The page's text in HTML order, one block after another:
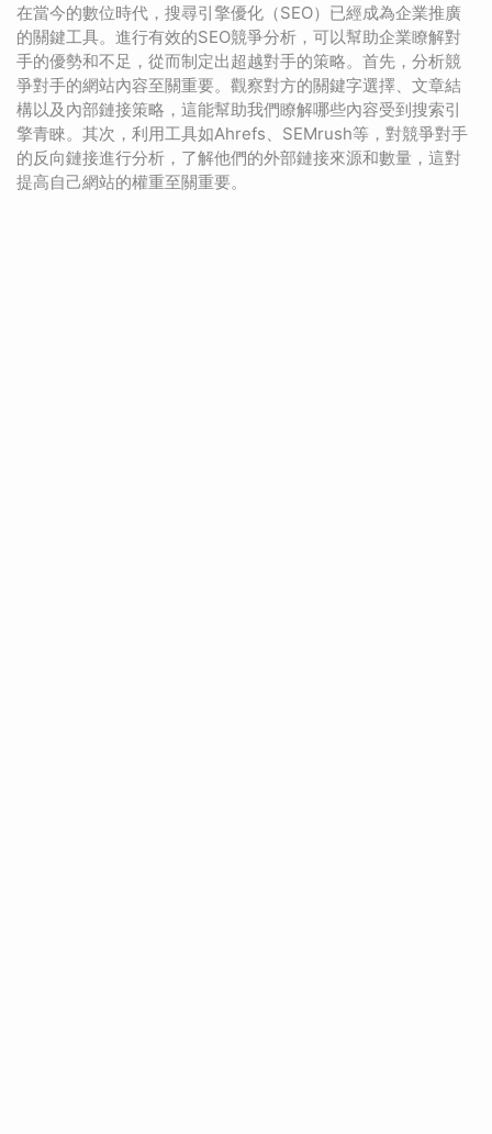
在當今的數位時代，搜尋引擎優化（SEO）已經成為企業推廣
的關鍵工具。進行有效的SEO競爭分析，可以幫助企業瞭解對
手的優勢和不足，從而制定出超越對手的策略。首先，分析競
爭對手的網站內容至關重要。觀察對方的關鍵字選擇、文章結
構以及內部鏈接策略，這能幫助我們瞭解哪些內容受到搜索引
擎青睞。其次，利用工具如Ahrefs、SEMrush等，對競爭對手
的反向鏈接進行分析，了解他們的外部鏈接來源和數量，這對
提高自己網站的權重至關重要。